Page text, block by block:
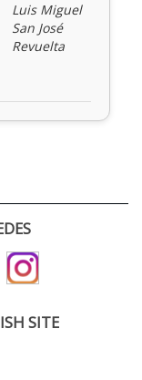
Luis Miguel
San José
Revuelta
SITE